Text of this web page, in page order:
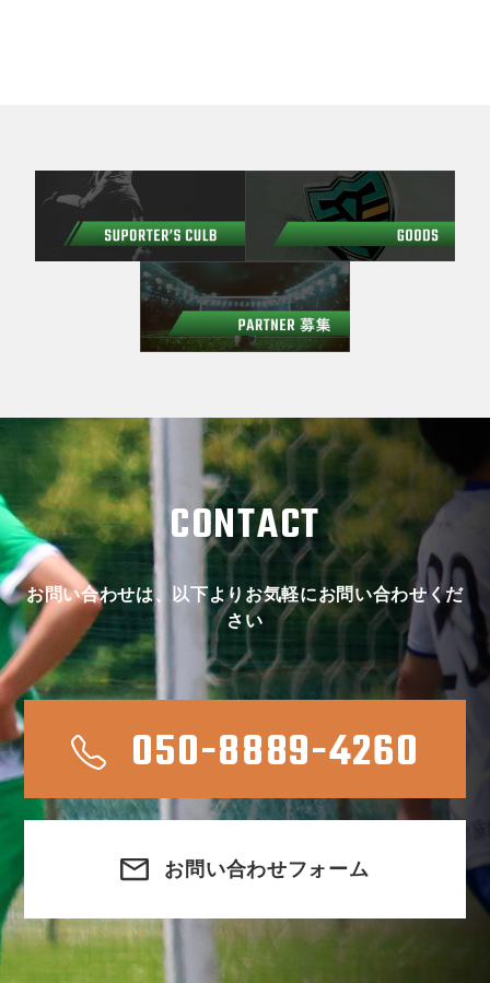
CONTACT
お問い合わせは、以下よりお気軽にお問い合わせくだ
さい
050-8889-4260
お問い合わせフォーム